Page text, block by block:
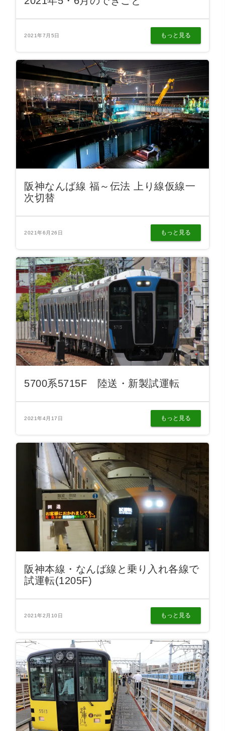
2021年7月5日 もっと見る
阪神なんば線 福～伝法 上り線仮線一
次切替
2021年6月26日 もっと見る
5700系5715F 陸送・新製試運転
2021年4月17日 もっと見る
阪神本線・なんば線と乗り入れ各線で
試運転(1205F)
2021年2月10日 もっと見る